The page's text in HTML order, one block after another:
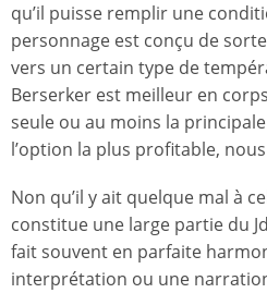
qu’il puisse remplir une
personnage est conçu de
vers un certain type de
Berserker est meilleur en
seule ou au moins la
l’option la plus profitable,
Non qu’il y ait quelque mal à
constitue une large partie du
fait souvent en parfaite
interprétation ou une